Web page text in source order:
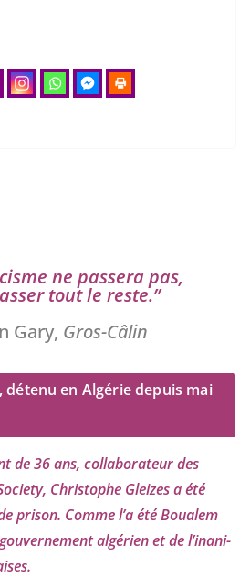
ne pas­se­ra pas,
tout le reste.”
Gary, Gros-Câlin
détenu en Algérie depuis mai
de36ans, col­la­bo­ra­teur des
Christophe Gleizesa été
pri­son. Comme l’a été Boualem
algé­rien et de l’i­na­ni­